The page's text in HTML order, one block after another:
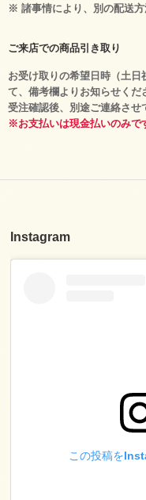
※ 諸事情により、別の配送方
ご来店での商品引き取り
お受け取りの希望日時（土
て、備考欄よりお知らせくだ
受注確認後、別途ご連絡させ
※お支払いは現金払いのみで
Instagram
この投稿を